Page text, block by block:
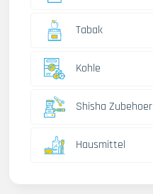
Tabak
Kohle
Shisha Zubehoer
Hausmittel